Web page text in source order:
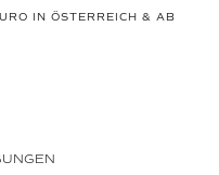
IN ÖSTERREICH & AB